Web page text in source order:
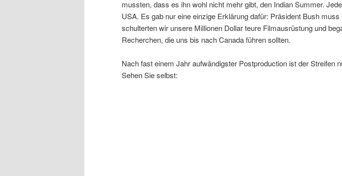
mussten, dass es ihn wohl nicht mehr gibt, den Indian Summer.
USA. Es gab nur eine einzige Erklärung dafür: Präsident Bush
schulterten wir unsere Millionen Dollar teure Filmausrüstung und
Recherchen, die uns bis nach Canada führen sollten.
Nach fast einem Jahr aufwändigster Postproduction ist der Streifen
Sehen Sie selbst: